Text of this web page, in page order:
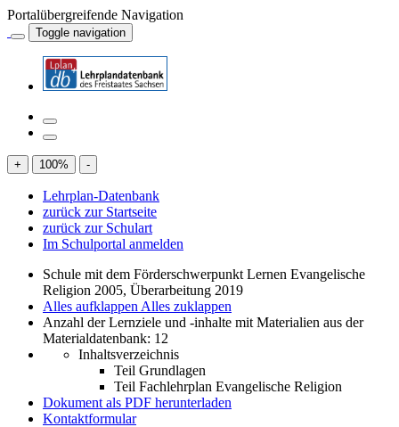
Portalübergreifende Navigation
Toggle navigation
+ 100% -
Lehrplan-Datenbank
zurück zur Startseite
zurück zur Schulart
Im Schulportal anmelden
Schule mit dem Förderschwerpunkt Lernen Evangelische
Religion 2005, Überarbeitung 2019
Alles aufklappen Alles zuklappen
Anzahl der Lernziele und -inhalte mit Materialien aus der
Materialdatenbank: 12
Inhaltsverzeichnis
Teil Grundlagen
Teil Fachlehrplan Evangelische Religion
Dokument als PDF herunterladen
Kontaktformular